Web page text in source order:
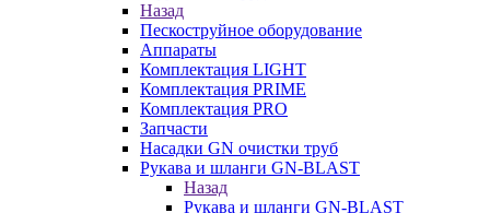
Назад
Пескоструйное оборудование
Аппараты
Комплектация LIGHT
Комплектация PRIME
Комплектация PRO
Запчасти
Насадки GN очистки труб
Рукава и шланги GN-BLAST
Назад
Рукава и шланги GN-BLAST